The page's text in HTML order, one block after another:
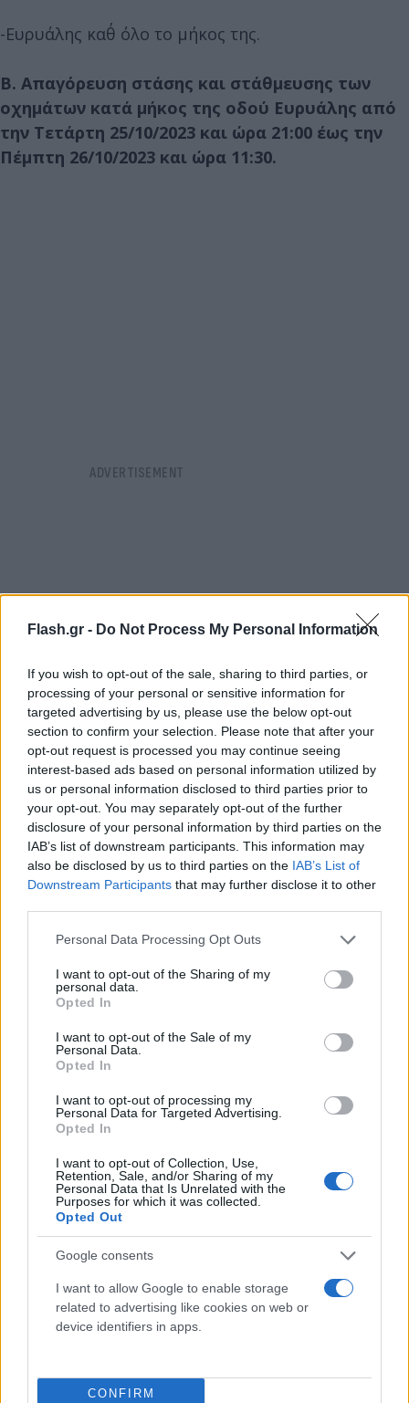
Flash.gr - Do Not Process My Personal Information
If you wish to opt-out of the sale, sharing to third parties, or
processing of your personal or sensitive information for
targeted advertising by us, please use the below opt-out
section to confirm your selection. Please note that after your
opt-out request is processed you may continue seeing
interest-based ads based on personal information utilized by
us or personal information disclosed to third parties prior to
your opt-out. You may separately opt-out of the further
disclosure of your personal information by third parties on the
IAB’s list of downstream participants. This information may
also be disclosed by us to third parties on the IAB’s List of
Downstream Participants that may further disclose it to other
Please note that this website/app uses one or more Google
not limited to your visit or usage behaviour. You may click to
grant or deny consent to Google and its third-party tags to
use your data for below specified purposes in below Google
consent section.
Personal Data Processing Opt Outs
I want to opt-out of the Sharing of my
personal data.
Opted In
I want to opt-out of the Sale of my
Personal Data.
Opted In
I want to opt-out of processing my
Personal Data for Targeted Advertising.
Opted In
I want to opt-out of Collection, Use,
Retention, Sale, and/or Sharing of my
Personal Data that Is Unrelated with the
Purposes for which it was collected.
Opted Out
Google consents
I want to allow Google to enable storage
related to advertising like cookies on web or
device identifiers in apps.
CONFIRM
-Ευρυάλης καθ΄ όλο το μήκος της.
Β. Απαγόρευση στάσης και στάθμευσης των
οχημάτων κατά μήκος της οδού Ευρυάλης από
την Τετάρτη 25/10/2023 και ώρα 21:00 έως την
Πέμπτη 26/10/2023 και ώρα 11:30.
Αναλόγως αναμένεται να διαμορφωθούν και τα
δρομολόγια των λεωφορείων, των ΚΤΕΛ και του
Τραμ.
Η ΕΛΑΣ απευθύνει έκκληση στους οδηγούς για την
καλύτερη εξυπηρέτησή τους και την αποφυγή
πρόσθετων κυκλοφοριακών προβλημάτων, να
τους μέσω της Λ. Βουλιαγμένης και/ή λοιπών
δημοτικών οδών των Δήμων Γλυφάδας και
Ελληνικού-Αργυρούπολης και να ακολουθούν τα
σήματα και τις υποδείξεις των ρυθμιστών